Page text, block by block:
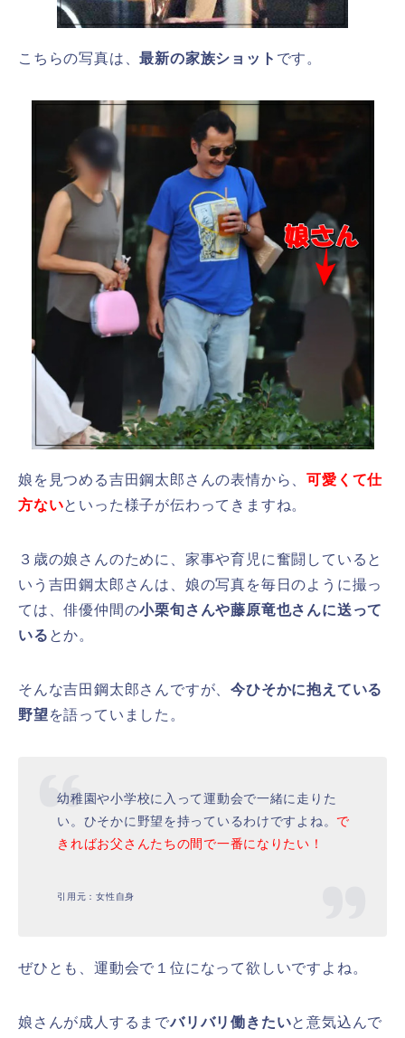
こちらの写真は、最新の家族ショット です。
娘を見つめる吉田鋼太郎さんの表情から、可愛くて仕
方ないといった様子が伝わってきますね。
３歳の娘さんのために、家事や育児に奮闘していると
いう吉田鋼太郎さんは、娘の写真を毎日のように撮っ
ては、俳優仲間の小栗旬さんや藤原竜也さんに送って
いる とか。
そんな吉田鋼太郎さんですが、今ひそかに抱えている
野望を語っていました。
幼稚園や小学校に入って運動会で一緒に走りた
い。ひそかに野望を持っているわけですよね。 で
きればお父さんたちの間で一番になりたい！
引用元：女性自身
ぜひとも、運動会で１位になって欲しいですよね。
娘さんが成人するまでバリバリ働きたいと意気込んで